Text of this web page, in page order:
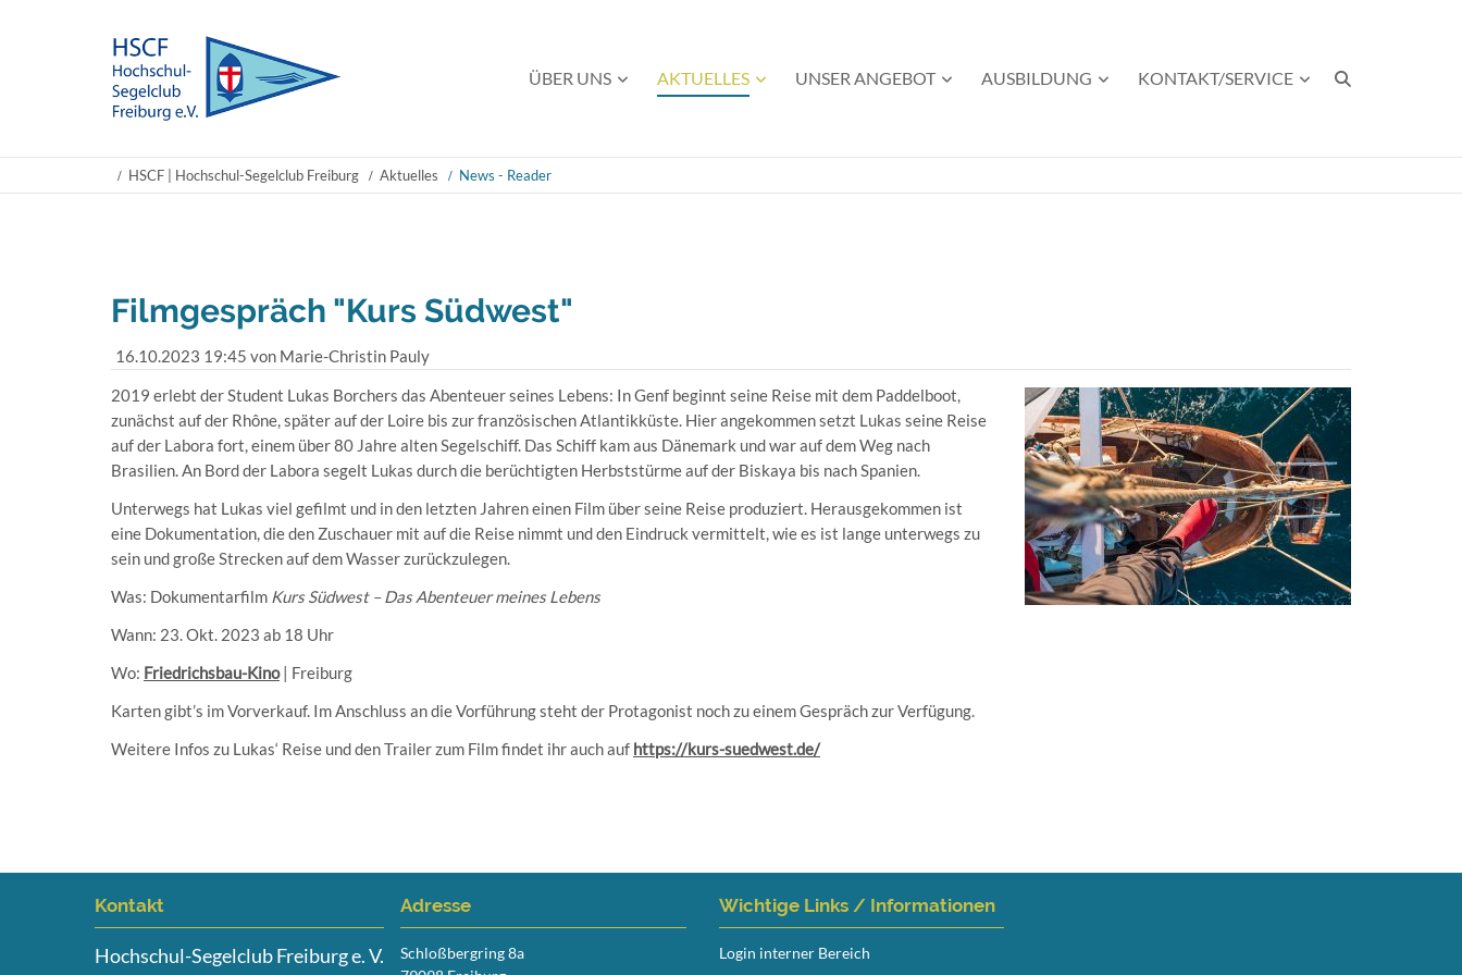
Navigation
ÜBER UNS AKTUELLES UNSER ANGEBOT AUSBILDUNG KONTAKT/SERVICE
HSCF | Hochschul-Segelclub Freiburg Aktuelles News - Reader
Filmgespräch "Kurs Südwest"
16.10.2023 19:45 von Marie-Christin Pauly
2019 erlebt der Student Lukas Borchers das Abenteuer seines Lebens: In Genf beginnt seine Reise mit dem Paddelboot,
zunächst auf der Rhône, später auf der Loire bis zur französischen Atlantikküste. Hier angekommen setzt Lukas seine Reise
auf der Labora fort, einem über 80 Jahre alten Segelschiff. Das Schiff kam aus Dänemark und war auf dem Weg nach
Brasilien. An Bord der Labora segelt Lukas durch die berüchtigten Herbststürme auf der Biskaya bis nach Spanien.
Unterwegs hat Lukas viel gefilmt und in den letzten Jahren einen Film über seine Reise produziert. Herausgekommen ist
eine Dokumentation, die den Zuschauer mit auf die Reise nimmt und den Eindruck vermittelt, wie es ist lange unterwegs zu
sein und große Strecken auf dem Wasser zurückzulegen.
Was: Dokumentarfilm Kurs Südwest – Das Abenteuer meines Lebens
Wann: 23. Okt. 2023 ab 18 Uhr
Wo: Friedrichsbau-Kino| Freiburg
Karten gibt’s im Vorverkauf. Im Anschluss an die Vorführung steht der Protagonist noch zu einem Gespräch zur Verfügung.
Weitere Infos zu Lukas‘ Reise und den Trailer zum Film findet ihr auch auf https://kurs-suedwest.de/
Kontakt
Hochschul-Segelclub Freiburg e. V.
Adresse
Schloßbergring 8a
Wichtige Links / Informationen
Login interner Bereich